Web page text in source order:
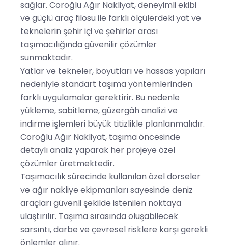
sağlar. Coroğlu Ağır Nakliyat, deneyimli ekibi
ve güçlü araç filosu ile farklı ölçülerdeki yat ve
teknelerin şehir içi ve şehirler arası
taşımacılığında güvenilir çözümler
sunmaktadır.
Yatlar ve tekneler, boyutları ve hassas yapıları
nedeniyle standart taşıma yöntemlerinden
farklı uygulamalar gerektirir. Bu nedenle
yükleme, sabitleme, güzergâh analizi ve
indirme işlemleri büyük titizlikle planlanmalıdır.
Coroğlu Ağır Nakliyat, taşıma öncesinde
detaylı analiz yaparak her projeye özel
çözümler üretmektedir.
Taşımacılık sürecinde kullanılan özel dorseler
ve ağır nakliye ekipmanları sayesinde deniz
araçları güvenli şekilde istenilen noktaya
ulaştırılır. Taşıma sırasında oluşabilecek
sarsıntı, darbe ve çevresel risklere karşı gerekli
önlemler alınır.